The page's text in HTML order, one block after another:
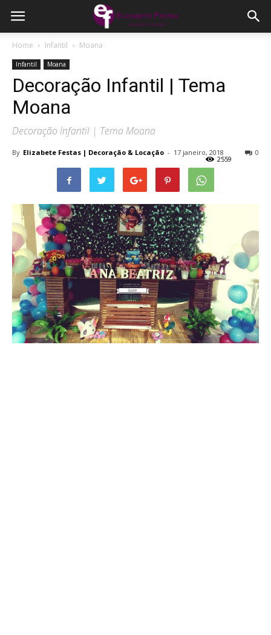
Home Infantil Moana
Infantil Moana
Decoração Infantil | Tema
Moana
Decoração Infantil | Tema Moana
By Elizabete Festas | Decoração & Locação - 17 janeiro, 2018 0
2559